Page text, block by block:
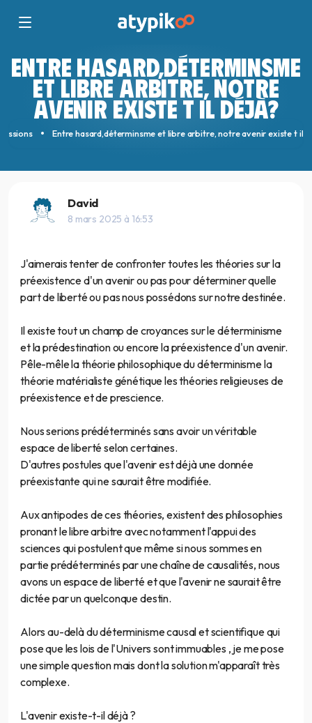
ENTRE HASARD,DÉTERMINSME
ET LIBRE ARBITRE, NOTRE
AVENIR EXISTE T IL DÉJÀ?
Entre hasard,déterminsme et libre arbitre, notre avenir existe t il
David
8 mars 2025 à 16:53
J'aimerais tenter de confronter toutes les théories sur la
préexistence d'un avenir ou pas pour déterminer quelle
part de liberté ou pas nous possédons sur notre destinée.
Il existe tout un champ de croyances sur le déterminisme
et la prédestination ou encore la préexistence d'un avenir.
Pêle-mêle la théorie philosophique du déterminisme la
théorie matérialiste génétique les théories religieuses de
préexistence et de prescience.
Nous serions prédéterminés sans avoir un véritable
espace de liberté selon certaines.
D'autres postules que l'avenir est déjà une donnée
préexistante qui ne saurait être modifiée.
Aux antipodes de ces théories, existent des philosophies
pronant le libre arbitre avec notamment l'appui des
sciences qui postulent que même si nous sommes en
partie prédéterminés par une chaîne de causalités, nous
avons un espace de liberté et que l'avenir ne saurait être
dictée par un quelconque destin.
Alors au-delà du déterminisme causal et scientifique qui
pose que les lois de l'Univers sont immuables , je me pose
une simple question mais dont la solution m'apparaît très
complexe.
L'avenir existe-t-il déjà ?